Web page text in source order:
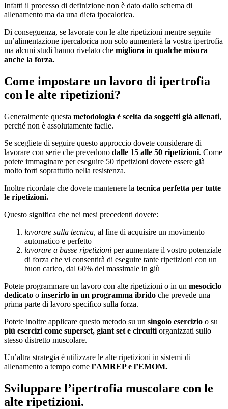
Infatti il processo di definizione non è dato dallo schema di
allenamento ma da una dieta ipocalorica.
Di conseguenza, se lavorate con le alte ripetizioni mentre seguite
un’alimentazione ipercalorica non solo aumenterà la vostra ipertrofia
ma alcuni studi hanno rivelato che migliora in qualche misura
anche la forza.
Come impostare un lavoro di ipertrofia
con le alte ripetizioni?
Generalmente questa metodologia è scelta da soggetti già allenati,
perché non è assolutamente facile.
Se scegliete di seguire questo approccio dovete considerare di
lavorare con serie che prevedono dalle 15 alle 50 ripetizioni. Come
potete immaginare per eseguire 50 ripetizioni dovete essere già
molto forti soprattutto nella resistenza.
Inoltre ricordate che dovete mantenere la tecnica perfetta per tutte
le ripetizioni.
Questo significa che nei mesi precedenti dovete:
lavorare sulla tecnica, al fine di acquisire un movimento
automatico e perfetto
lavorare a basse ripetizioni per aumentare il vostro potenziale
di forza che vi consentirà di eseguire tante ripetizioni con un
buon carico, dal 60% del massimale in giù
Potete programmare un lavoro con alte ripetizioni o in un mesociclo
dedicato o inserirlo in un programma ibrido che prevede una
prima parte di lavoro specifico sulla forza.
Potete inoltre applicare questo metodo su un singolo esercizio o su
più esercizi come superset, giant set e circuiti organizzati sullo
stesso distretto muscolare.
Un’altra strategia è utilizzare le alte ripetizioni in sistemi di
allenamento a tempo come l’AMREP e l’EMOM.
Sviluppare l’ipertrofia muscolare con le
alte ripetizioni.